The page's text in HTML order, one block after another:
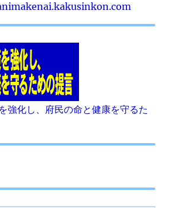
強化し、府民の命と健康を守るた